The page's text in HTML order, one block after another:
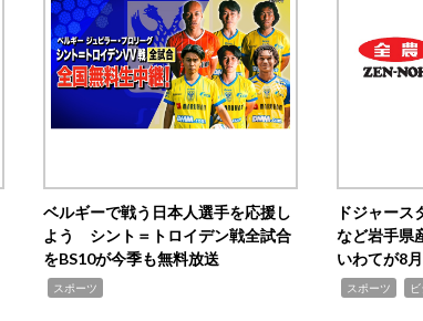
ベルギーで戦う日本人選手を応援し
よう シント＝トロイデン戦全試合
をBS10が今季も無料放送
スポーツ
ドジャース
など岩手県
いわてが8
スポーツ